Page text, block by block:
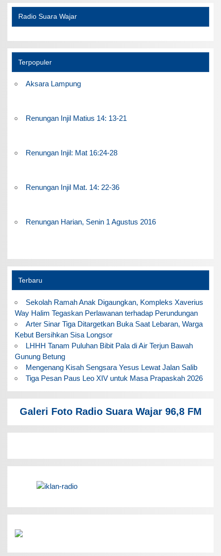
Radio Suara Wajar
Terpopuler
Aksara Lampung
Renungan Injil Matius 14: 13-21
Renungan Injil: Mat 16:24-28
Renungan Injil Mat. 14: 22-36
Renungan Harian, Senin 1 Agustus 2016
Terbaru
Sekolah Ramah Anak Digaungkan, Kompleks Xaverius
Way Halim Tegaskan Perlawanan terhadap Perundungan
Arter Sinar Tiga Ditargetkan Buka Saat Lebaran, Warga
Kebut Bersihkan Sisa Longsor
LHHH Tanam Puluhan Bibit Pala di Air Terjun Bawah
Gunung Betung
Mengenang Kisah Sengsara Yesus Lewat Jalan Salib
Tiga Pesan Paus Leo XIV untuk Masa Prapaskah 2026
Galeri Foto Radio Suara Wajar 96,8 FM